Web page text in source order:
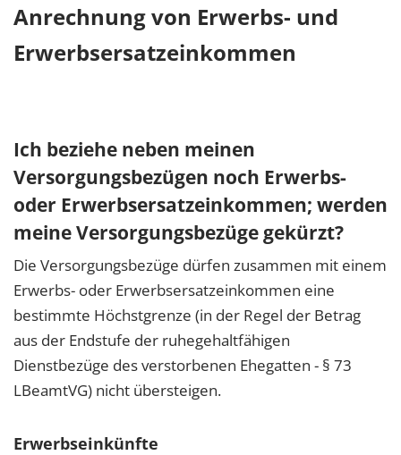
Anrechnung von Erwerbs- und
Erwerbsersatzeinkommen
Ich beziehe neben meinen
Versorgungsbezügen noch Erwerbs-
oder Erwerbsersatzeinkommen; werden
meine Versorgungsbezüge gekürzt?
Die Versorgungsbezüge dürfen zusammen mit einem
Erwerbs- oder Erwerbsersatzeinkommen eine
bestimmte Höchstgrenze (in der Regel der Betrag
aus der Endstufe der ruhegehaltfähigen
Dienstbezüge des verstorbenen Ehegatten - § 73
LBeamtVG) nicht übersteigen.
Erwerbseinkünfte